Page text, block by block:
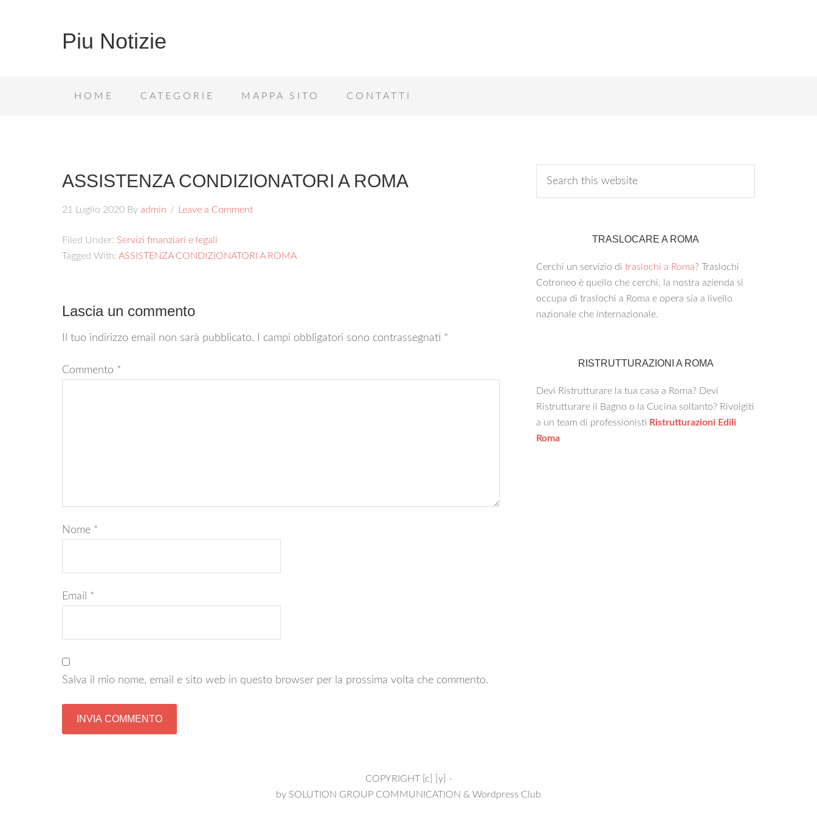
Piu Notizie
HOME CATEGORIE MAPPA SITO CONTATTI
ASSISTENZA CONDIZIONATORI A ROMA
21 Luglio 2020 By admin Leave a Comment
Filed Under: Servizi finanziari e legali
Tagged With: ASSISTENZA CONDIZIONATORI A ROMA
Lascia un commento
Il tuo indirizzo email non sarà pubblicato. I campi obbligatori sono contrassegnati *
Commento *
Nome *
Email *
Salva il mio nome, email e sito web in questo browser per la prossima volta che commento.
TRASLOCARE A ROMA
Cerchi un servizio di traslochi a Roma? Traslochi
Cotroneo è quello che cerchi, la nostra azienda si
occupa di traslochi a Roma e opera sia a livello
nazionale che internazionale.
RISTRUTTURAZIONI A ROMA
Devi Ristrutturare la tua casa a Roma? Devi
Ristrutturare il Bagno o la Cucina soltanto? Rivolgiti
a un team di professionisti Ristrutturazioni Edili
Roma
COPYRIGHT [c] [y] -
by SOLUTION GROUP COMMUNICATION & Wordpress Club